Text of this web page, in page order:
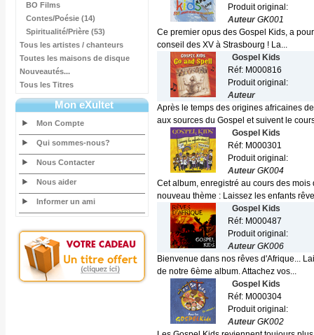
BO Films
Contes/Poésie (14)
Spiritualité/Prière (53)
Tous les artistes / chanteurs
Toutes les maisons de disque
Nouveautés...
Tous les Titres
Mon eXultet
Mon Compte
Qui sommes-nous?
Nous Contacter
Nous aider
Informer un ami
Produit original:
AuteurGK001
Ce premier opus des Gospel Kids, a
conseil des XV à Strasbourg ! La...
Gospel Kids
Réf: M000816
Produit original:
Auteur
Après le temps des origines africaines
aux sources du Gospel et suivent le
Gospel Kids
Réf: M000301
Produit original:
AuteurGK004
Cet album, enregistré au cours des
nouveau thème : Laissez les enfants
Gospel Kids
Réf: M000487
Produit original:
AuteurGK006
Bienvenue dans nos rêves d'Afrique...
de notre 6ème album. Attachez vos...
Gospel Kids
Réf: M000304
Produit original:
AuteurGK002